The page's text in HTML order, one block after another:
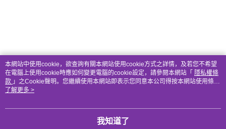
本網站中使用cookie，欲查詢有關本網站使用cookie方式之詳情，及若您不希望
在電腦上使用cookie時應如何變更電腦的cookie設定，請參閱本網站「 隱私權條
款 」之Cookie聲明。您繼續使用本網站即表示您同意本公司得按本網站使用條款
之Cookie聲明使用cookie。
了解更多 >
我知道了